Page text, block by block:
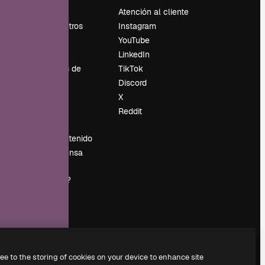
Sobre nosotros
Tendencias de
Vender contenido
Sala de prensa
magnific.ai?
Atención al cliente
Instagram
YouTube
LinkedIn
TikTok
Discord
X
Reddit
to the storing of cookies on your device to enhance site